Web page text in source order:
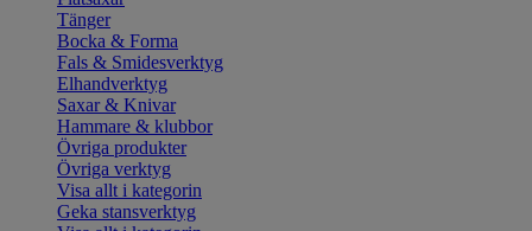
Tänger
Bocka & Forma
Fals & Smidesverktyg
Elhandverktyg
Saxar & Knivar
Hammare & klubbor
Övriga produkter
Övriga verktyg
Visa allt i kategorin
Geka stansverktyg